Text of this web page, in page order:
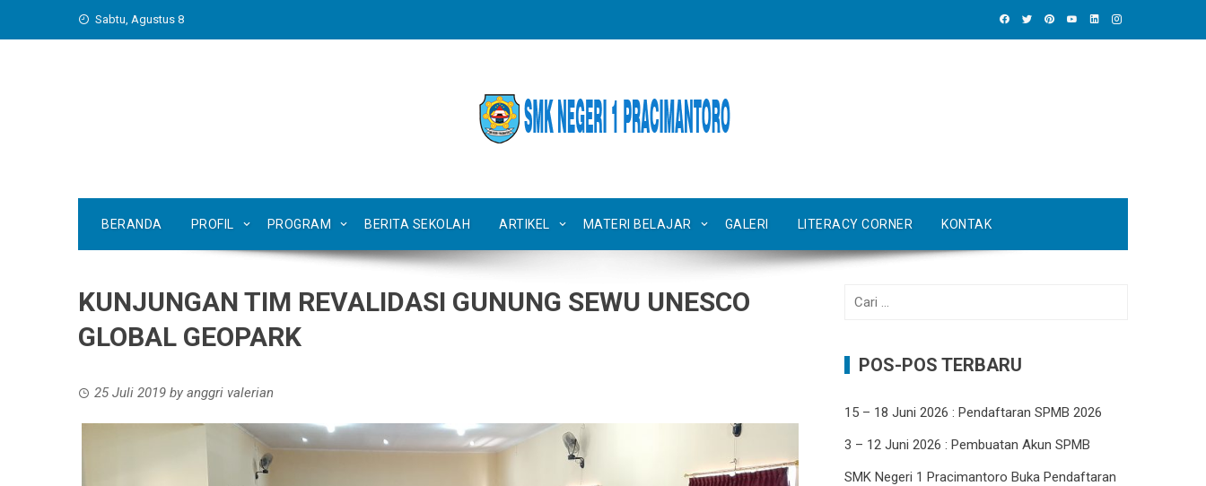
Sabtu, Agustus 8
BERANDA PROFIL PROGRAM BERITA SEKOLAH ARTIKEL MATERI BELAJAR GALERI LITERACY CORNER KONTAK
KUNJUNGAN TIM REVALIDASI GUNUNG SEWU UNESCO
GLOBAL GEOPARK
25 Juli 2019 by anggri valerian
Cari
POS-POS TERBARU
15 – 18 Juni 2026 : Pendaftaran SPMB 2026
3 – 12 Juni 2026 : Pembuatan Akun SPMB
SMK Negeri 1 Pracimantoro Buka Pendaftaran